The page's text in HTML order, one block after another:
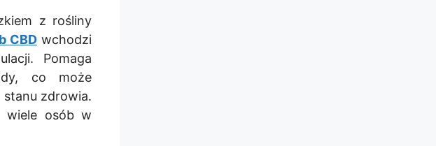
z rośliny
CBDwchodzi
Pomaga
co może
zdrowia.
wiele osób w